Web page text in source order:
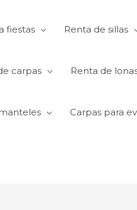
fiestas Renta de sillas
carpas Renta de
Carpas para